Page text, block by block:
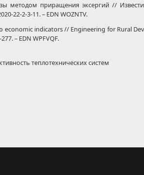
методом приращения эксергий //
22-2-3-11. – EDN WOZNTV.
indicators // Engineering for Rural
– EDN WPFVQF.
теплотехнических систем